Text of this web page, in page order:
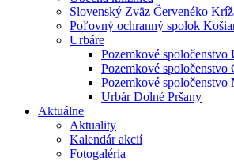
Slovenský Zväz Červenéko
Poľovný ochranný spolok
Urbáre
Pozemkové spoločenstvo
Pozemkové spoločenstvo
Pozemkové spoločenstvo
Urbár Dolné Pršany
Aktuálne
Aktuality
Kalendár akcií
Fotogaléria